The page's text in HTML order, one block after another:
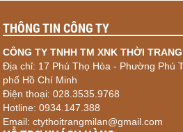
THÔNG TIN CÔNG TY
CÔNG TY TNHH TM XNK THỜI
Địa chỉ: 17 Phú Thọ Hòa - Phường Phú
phố Hồ Chí Minh
Điện thoại: 028.3535.9768
Hotline: 0934.147.388
Email: ctythoitrangmilan@gmail.com